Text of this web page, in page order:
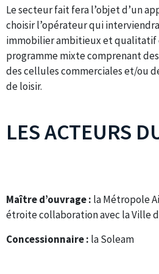
Le secteur fait fera l’objet d’un
choisir l’opérateur qui
immobilier ambitieux et qualitatif
programme mixte comprenant
des cellules commerciales et/ou
de loisir.
LES ACTEURS
Maître d’ouvrage : la Métropole
étroite collaboration avec la Ville
Concessionnaire : la Soleam